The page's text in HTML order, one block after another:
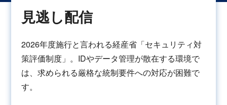
見逃し配信
2026年度施行と言われる経産省「セキュリティ対
策評価制度」。IDやデータ管理が散在する環境で
は、求められる厳格な統制要件への対応が困難で
す。